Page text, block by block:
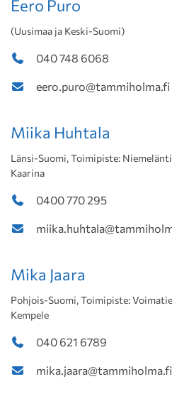
Eero Puro
(Uusimaa ja Keski-Suomi)
040 748 6068
eero.puro@tammiholma.fi
Miika Huhtala
Länsi-Suomi, Toimipiste:
Kaarina
0400 770 295
Mika Jaara
Pohjois-Suomi, Toimipiste:
Kempele
040 621 6789
mika.jaara@tammiholma.fi